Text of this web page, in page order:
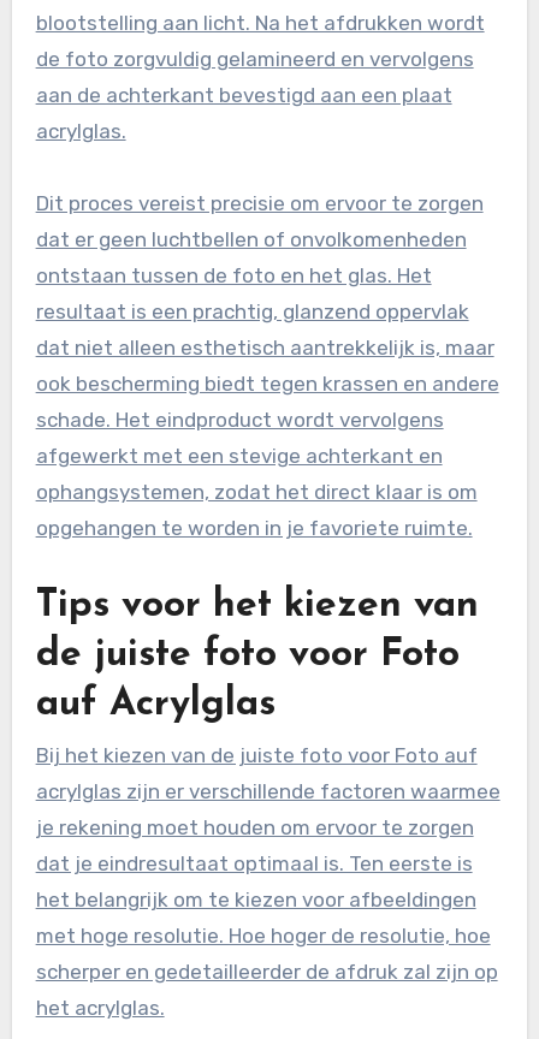
blootstelling aan licht. Na het afdrukken wordt
de foto zorgvuldig gelamineerd en vervolgens
aan de achterkant bevestigd aan een plaat
acrylglas.
Dit proces vereist precisie om ervoor te zorgen
dat er geen luchtbellen of onvolkomenheden
ontstaan tussen de foto en het glas. Het
resultaat is een prachtig, glanzend oppervlak
dat niet alleen esthetisch aantrekkelijk is, maar
ook bescherming biedt tegen krassen en andere
schade. Het eindproduct wordt vervolgens
afgewerkt met een stevige achterkant en
ophangsystemen, zodat het direct klaar is om
opgehangen te worden in je favoriete ruimte.
Tips voor het kiezen van
de juiste foto voor Foto
auf Acrylglas
Bij het kiezen van de juiste foto voor Foto auf
acrylglas zijn er verschillende factoren waarmee
je rekening moet houden om ervoor te zorgen
dat je eindresultaat optimaal is. Ten eerste is
het belangrijk om te kiezen voor afbeeldingen
met hoge resolutie. Hoe hoger de resolutie, hoe
scherper en gedetailleerder de afdruk zal zijn op
het acrylglas.